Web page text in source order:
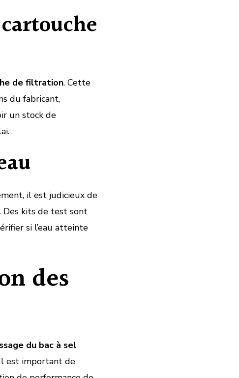
de filtration. Cette
du fabricant,
un stock de
il est judicieux de
kits de test sont
si l’eau atteinte
des
du bac à sel
est important de